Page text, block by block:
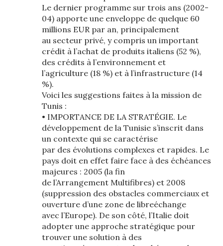
Le dernier programme sur trois ans (2002-
04) apporte une enveloppe de quelque 60
millions EUR par an, principalement
au secteur privé, y compris un important
crédit à l’achat de produits italiens (52 %),
des crédits à l’environnement et
l’agriculture (18 %) et à l’infrastructure (14
%).
Voici les suggestions faites à la mission de
Tunis :
• IMPORTANCE DE LA STRATÉGIE. Le
développement de la Tunisie s’inscrit dans
un contexte qui se caractérise
par des évolutions complexes et rapides. Le
pays doit en effet faire face à des échéances
majeures : 2005 (la fin
de l’Arrangement Multifibres) et 2008
(suppression des obstacles commerciaux et
ouverture d’une zone de libreéchange
avec l’Europe). De son côté, l’Italie doit
adopter une approche stratégique pour
trouver une solution à des